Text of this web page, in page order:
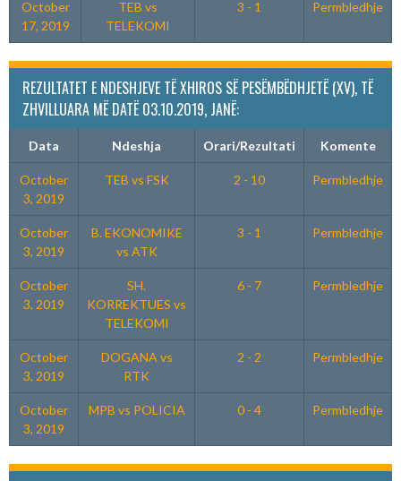
October
17, 2019
TEB vs
TELEKOMI
3 - 1 Permbledhje
REZULTATET E NDESHJEVE TË XHIROS SË PESËMBËDHJETË (XV), TË
ZHVILLUARA MË DATË 03.10.2019, JANË:
Data Ndeshja Orari/Rezultati Komente
October
3, 2019
TEB vs FSK 2 - 10 Permbledhje
October
3, 2019
B. EKONOMIKE
vs ATK
3 - 1 Permbledhje
October
3, 2019
SH.
KORREKTUES vs
TELEKOMI
6 - 7 Permbledhje
October
3, 2019
DOGANA vs
RTK
2 - 2 Permbledhje
October
3, 2019
MPB vs POLICIA 0 - 4 Permbledhje